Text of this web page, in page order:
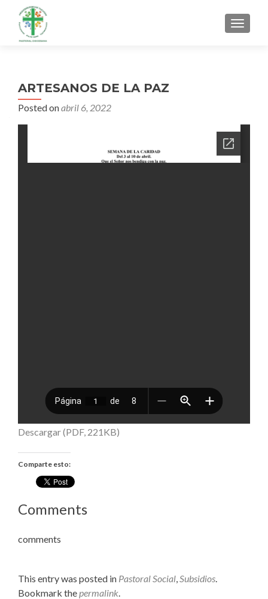
MENU
ARTESANOS DE LA PAZ
Posted onabril 6, 2022
Descargar (PDF, 221KB)
Comparte esto:
Comments
comments
This entry was posted in Pastoral Social,Subsidios.
Bookmark thepermalink.